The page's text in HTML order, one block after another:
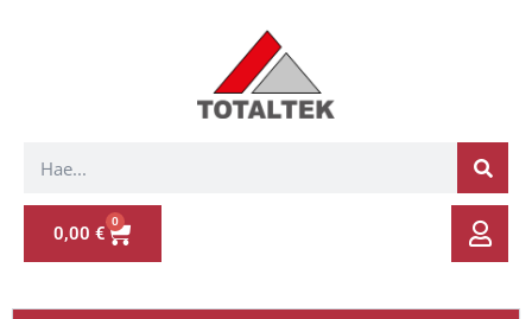
0,00 €
0